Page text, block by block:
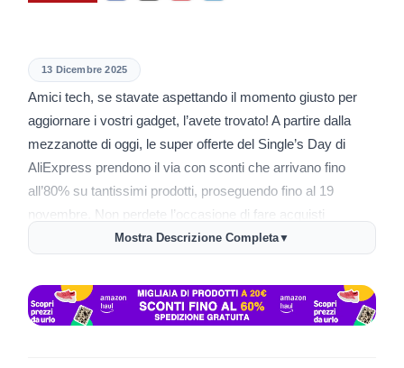
13 Dicembre 2025
Amici tech, se stavate aspettando il momento giusto per
aggiornare i vostri gadget, l’avete trovato! A partire dalla
mezzanotte di oggi, le super offerte del Single’s Day di
AliExpress prendono il via con sconti che arrivano fino
all’80% su tantissimi prodotti, proseguendo fino al 19
novembre. Non perdete l’occasione di fare acquisti
intelligenti risparmiando un bel po’!
Nintendo Switch 2 EU Version + Mario Kart: per tutti
Mostra Descrizione Completa▼